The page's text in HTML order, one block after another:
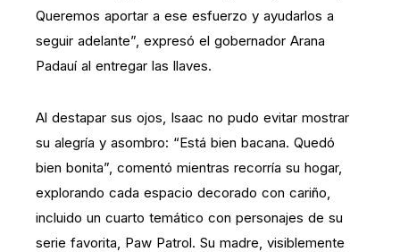
Queremos aportar a ese esfuerzo y ayudarlos a
seguir adelante”, expresó el gobernador Arana
Padauí al entregar las llaves.
Al destapar sus ojos, Isaac no pudo evitar mostrar
su alegría y asombro: “Está bien bacana. Quedó
bien bonita”, comentó mientras recorría su hogar,
explorando cada espacio decorado con cariño,
incluido un cuarto temático con personajes de su
serie favorita, Paw Patrol. Su madre, visiblemente